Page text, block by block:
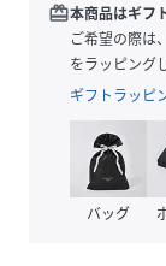
性別タイプ
原産国
redeem本商品はギフ
ご希望の際は
をラッピング
ギフトラッピ
バッグ